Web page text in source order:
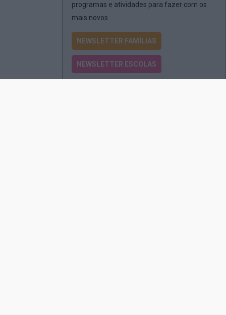
programas e atividades para fazer com os
mais novos
NEWSLETTER FAMÍLIAS
NEWSLETTER ESCOLAS